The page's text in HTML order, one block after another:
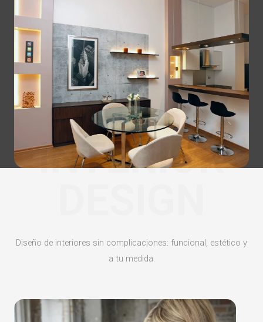
INTERIOR
Diseño de interiores sin complicaciones: funcional, estético y
a tu medida.